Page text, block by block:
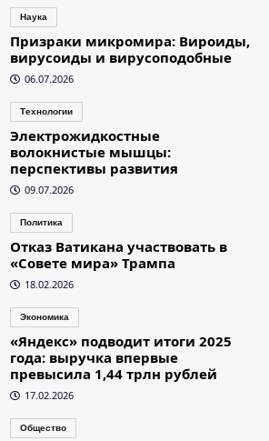
Наука
Призраки микромира: Вироиды,
вирусоиды и вирусоподобные
06.07.2026
Технологии
Электрожидкостные
волокнистые мышцы:
перспективы развития
09.07.2026
Политика
Отказ Ватикана участвовать в
«Совете мира» Трампа
18.02.2026
Экономика
«Яндекс» подводит итоги 2025
года: выручка впервые
превысила 1,44 трлн рублей
17.02.2026
Общество